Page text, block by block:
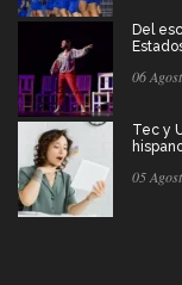
Del
06
Tec y
05